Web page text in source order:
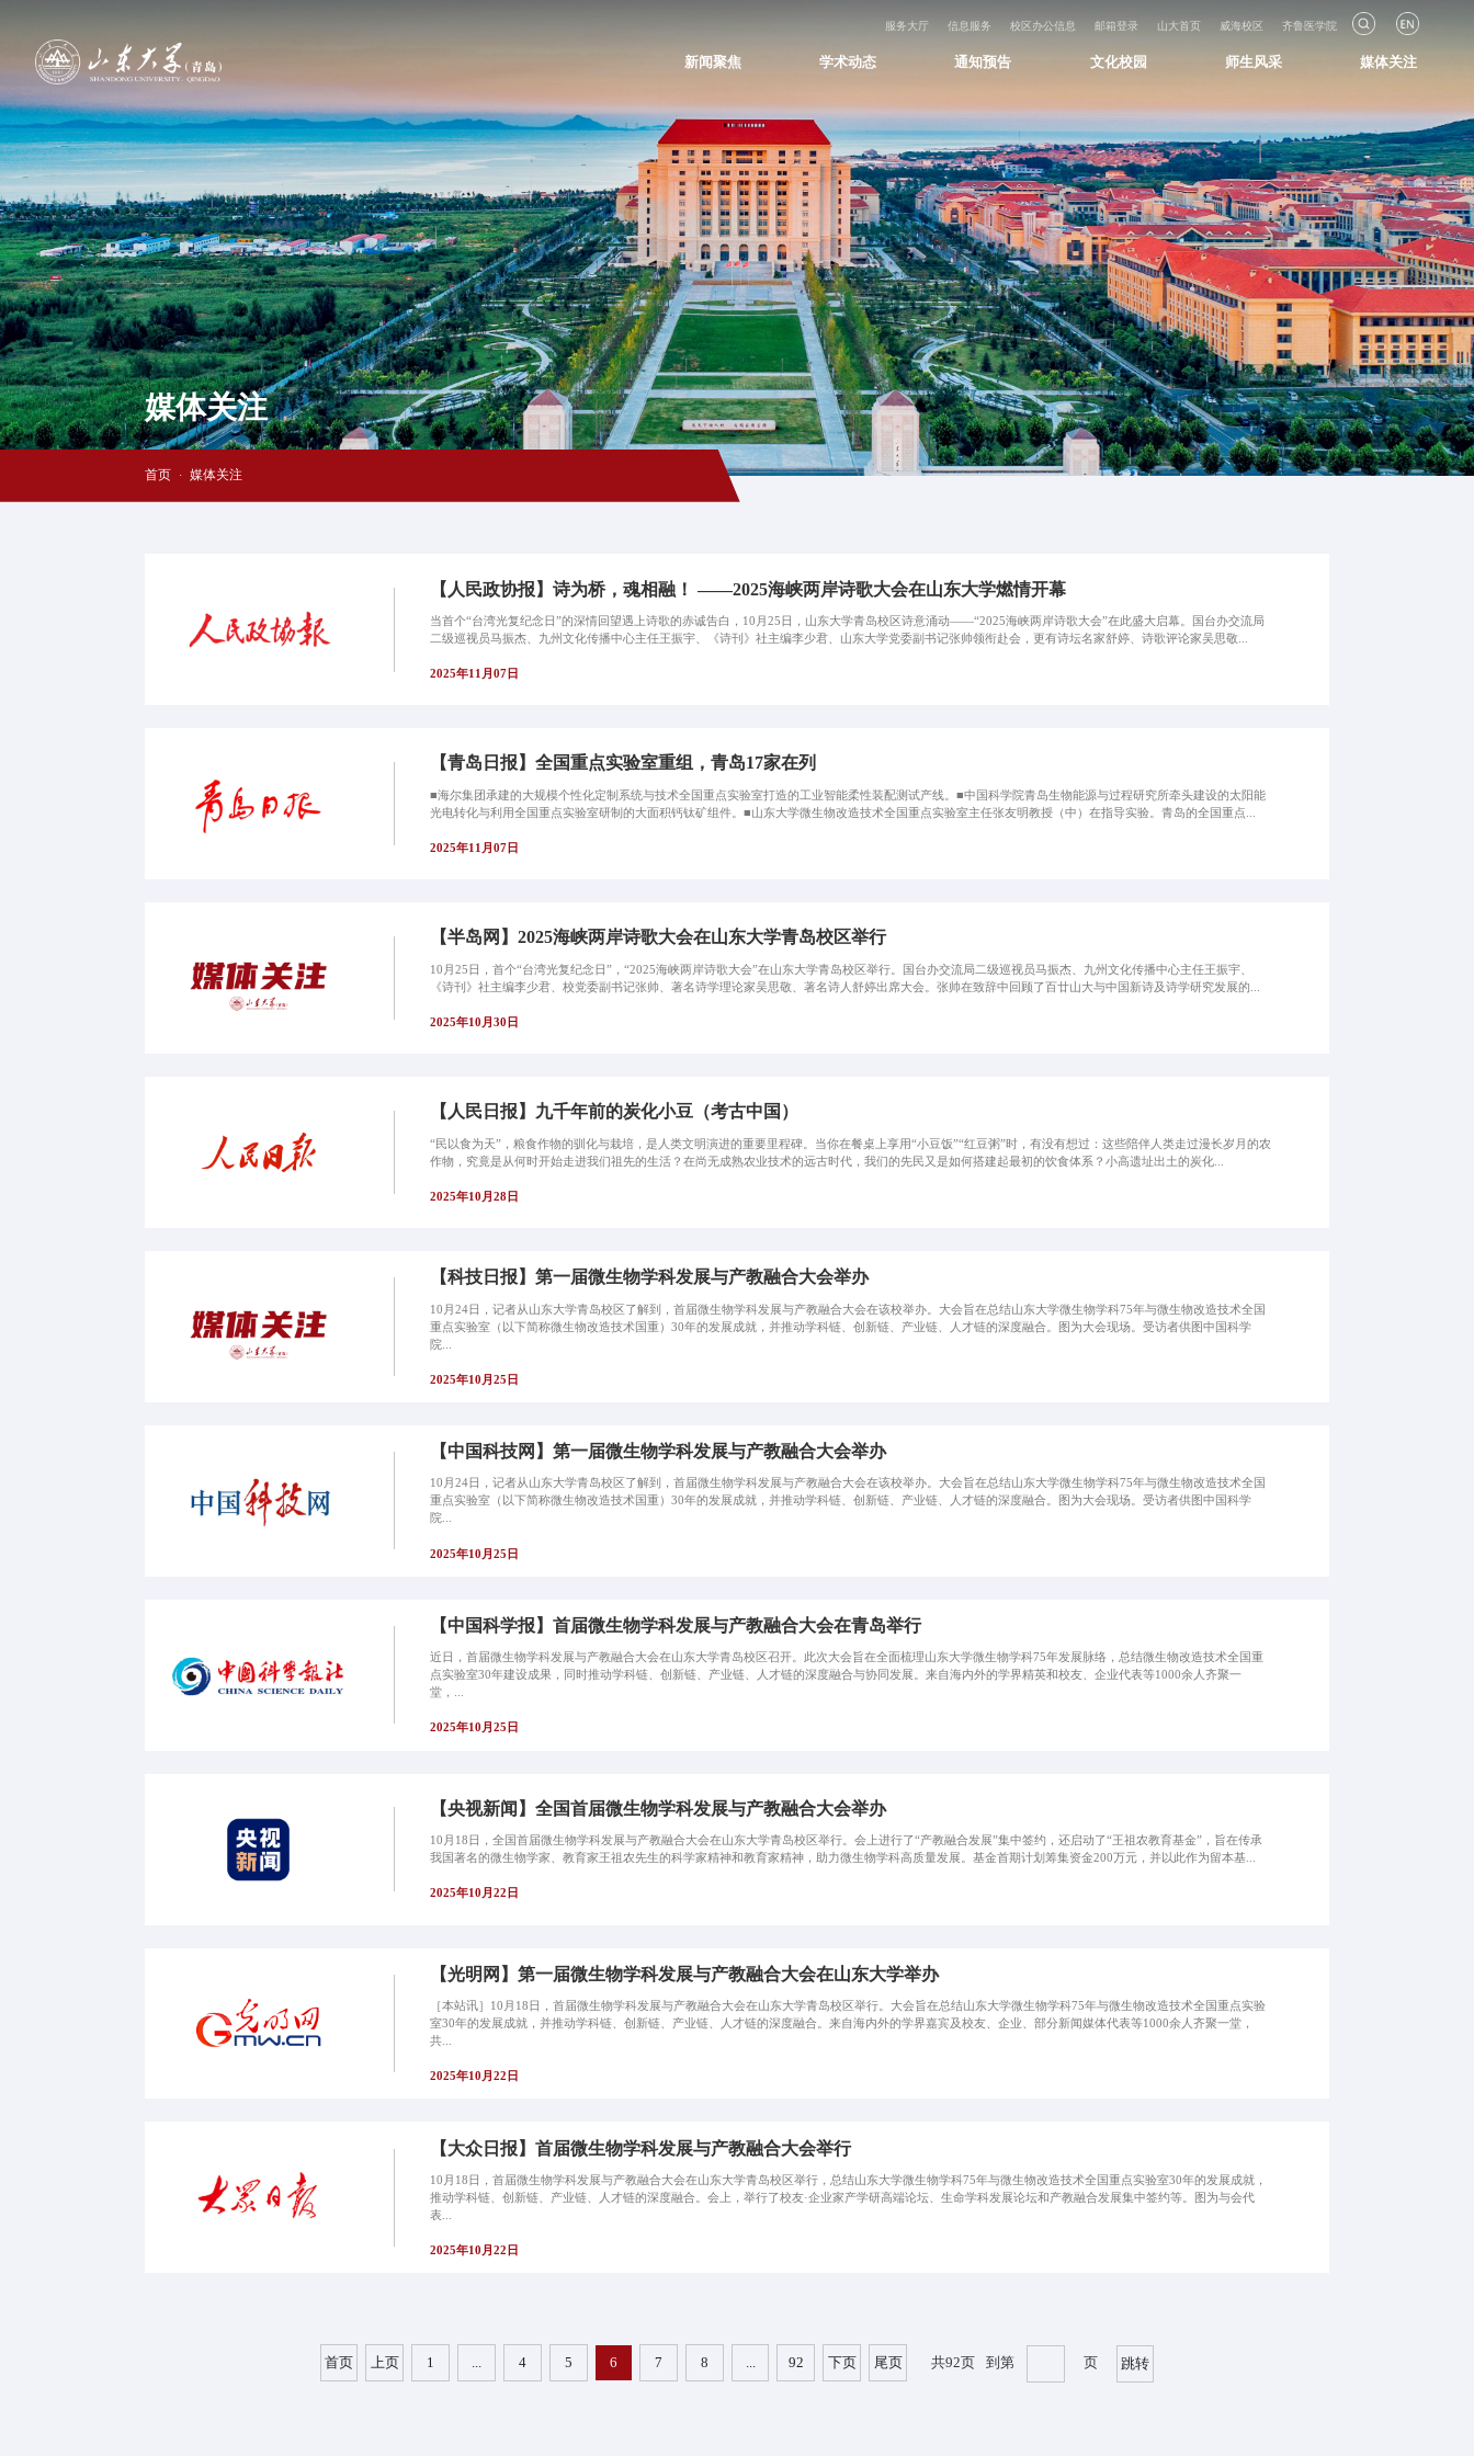
服务大厅 信息服务 校区办公信息 邮箱登录 山大首页 威海校区 齐鲁医学院
新闻聚焦 学术动态 通知预告 文化校园 师生风采 媒体关注
媒体关注
首页 · 媒体关注
【人民政协报】诗为桥，魂相融！ ——2025海峡两岸诗歌大会在山东大学燃情开幕
当首个“台湾光复纪念日”的深情回望遇上诗歌的赤诚告白，10月25日，山东大学青岛校区诗意涌动——“2025海峡两岸诗歌大会”在此盛大启幕。国台办交流局
二级巡视员马振杰、九州文化传播中心主任王振宇、《诗刊》社主编李少君、山东大学党委副书记张帅领衔赴会，更有诗坛名家舒婷、诗歌评论家吴思敬...
2025年11月07日
【青岛日报】全国重点实验室重组，青岛17家在列
■海尔集团承建的大规模个性化定制系统与技术全国重点实验室打造的工业智能柔性装配测试产线。■中国科学院青岛生物能源与过程研究所牵头建设的太阳能
光电转化与利用全国重点实验室研制的大面积钙钛矿组件。■山东大学微生物改造技术全国重点实验室主任张友明教授（中）在指导实验。青岛的全国重点...
2025年11月07日
【半岛网】2025海峡两岸诗歌大会在山东大学青岛校区举行
10月25日，首个“台湾光复纪念日”，“2025海峡两岸诗歌大会”在山东大学青岛校区举行。国台办交流局二级巡视员马振杰、九州文化传播中心主任王振宇、
《诗刊》社主编李少君、校党委副书记张帅、著名诗学理论家吴思敬、著名诗人舒婷出席大会。张帅在致辞中回顾了百廿山大与中国新诗及诗学研究发展的...
2025年10月30日
【人民日报】九千年前的炭化小豆（考古中国）
“民以食为天”，粮食作物的驯化与栽培，是人类文明演进的重要里程碑。当你在餐桌上享用“小豆饭”“红豆粥”时，有没有想过：这些陪伴人类走过漫长岁月的农
作物，究竟是从何时开始走进我们祖先的生活？在尚无成熟农业技术的远古时代，我们的先民又是如何搭建起最初的饮食体系？小高遗址出土的炭化...
2025年10月28日
【科技日报】第一届微生物学科发展与产教融合大会举办
10月24日，记者从山东大学青岛校区了解到，首届微生物学科发展与产教融合大会在该校举办。大会旨在总结山东大学微生物学科75年与微生物改造技术全国
重点实验室（以下简称微生物改造技术国重）30年的发展成就，并推动学科链、创新链、产业链、人才链的深度融合。图为大会现场。受访者供图中国科学
院...
2025年10月25日
【中国科技网】第一届微生物学科发展与产教融合大会举办
10月24日，记者从山东大学青岛校区了解到，首届微生物学科发展与产教融合大会在该校举办。大会旨在总结山东大学微生物学科75年与微生物改造技术全国
重点实验室（以下简称微生物改造技术国重）30年的发展成就，并推动学科链、创新链、产业链、人才链的深度融合。图为大会现场。受访者供图中国科学
院...
2025年10月25日
【中国科学报】首届微生物学科发展与产教融合大会在青岛举行
近日，首届微生物学科发展与产教融合大会在山东大学青岛校区召开。此次大会旨在全面梳理山东大学微生物学科75年发展脉络，总结微生物改造技术全国重
点实验室30年建设成果，同时推动学科链、创新链、产业链、人才链的深度融合与协同发展。来自海内外的学界精英和校友、企业代表等1000余人齐聚一
堂，...
2025年10月25日
【央视新闻】全国首届微生物学科发展与产教融合大会举办
10月18日，全国首届微生物学科发展与产教融合大会在山东大学青岛校区举行。会上进行了“产教融合发展”集中签约，还启动了“王祖农教育基金”，旨在传承
我国著名的微生物学家、教育家王祖农先生的科学家精神和教育家精神，助力微生物学科高质量发展。基金首期计划筹集资金200万元，并以此作为留本基...
2025年10月22日
【光明网】第一届微生物学科发展与产教融合大会在山东大学举办
［本站讯］10月18日，首届微生物学科发展与产教融合大会在山东大学青岛校区举行。大会旨在总结山东大学微生物学科75年与微生物改造技术全国重点实验
室30年的发展成就，并推动学科链、创新链、产业链、人才链的深度融合。来自海内外的学界嘉宾及校友、企业、部分新闻媒体代表等1000余人齐聚一堂，
共...
2025年10月22日
【大众日报】首届微生物学科发展与产教融合大会举行
10月18日，首届微生物学科发展与产教融合大会在山东大学青岛校区举行，总结山东大学微生物学科75年与微生物改造技术全国重点实验室30年的发展成就，
推动学科链、创新链、产业链、人才链的深度融合。会上，举行了校友·企业家产学研高端论坛、生命学科发展论坛和产教融合发展集中签约等。图为与会代
表...
2025年10月22日
首页 上页 1 ... 4 5 6 7 8 ... 92 下页 尾页 共92页 到第 页 跳转